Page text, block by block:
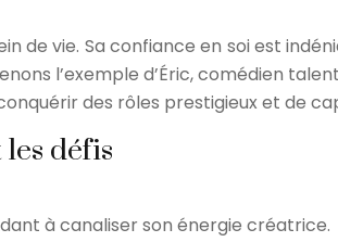
de vie. Sa confiance en soi est
l’exemple d’Éric, comédien
des rôles prestigieux et de
défis
à canaliser son énergie créatrice.